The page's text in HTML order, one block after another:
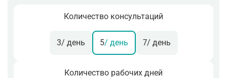
Количество консультаций
3/ день 5/ день 7/ день
Количество рабочих дней